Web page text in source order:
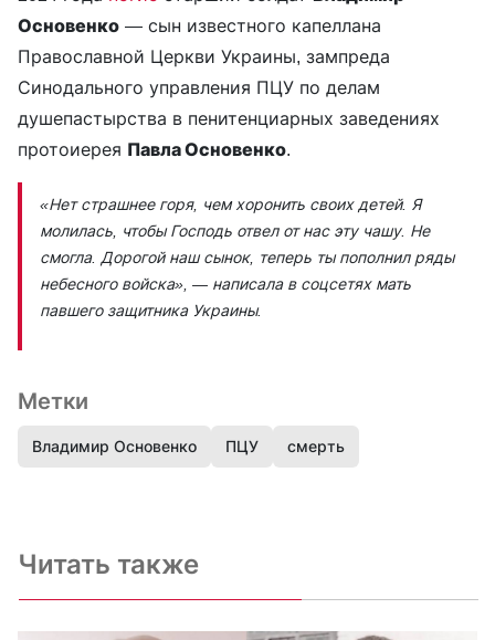
Основенко — сын известного капеллана
Православной Церкви Украины, зампреда
Синодального управления ПЦУ по делам
душепастырства в пенитенциарных заведениях
протоиерея Павла Основенко.
«Нет страшнее горя, чем хоронить своих детей. Я
молилась, чтобы Господь отвел от нас эту чашу. Не
смогла. Дорогой наш сынок, теперь ты пополнил ряды
небесного войска», — написала в соцсетях мать
павшего защитника Украины.
Метки
Владимир Основенко ПЦУ смерть
Читать также